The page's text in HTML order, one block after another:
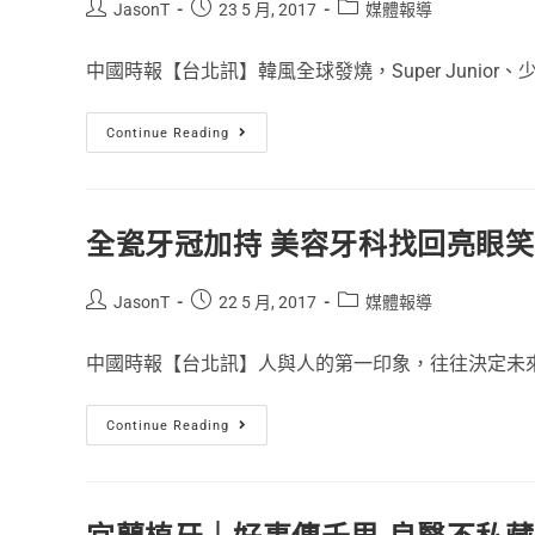
JasonT 23 5 月, 2017 媒體報導
中國時報【台北訊】韓風全球發燒，Super Junior、
Continue Reading
全瓷牙冠加持 美容牙科找回亮眼
JasonT 22 5 月, 2017 媒體報導
中國時報【台北訊】人與人的第一印象，往往決定未
Continue Reading